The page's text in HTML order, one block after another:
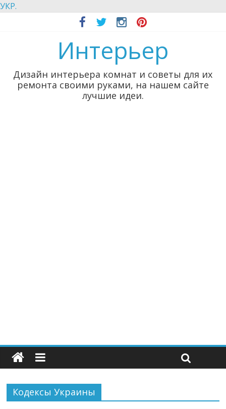
УКР.
Интерьер
Дизайн интерьера комнат и советы для их
ремонта своими руками, на нашем сайте
лучшие идеи.
Кодексы Украины